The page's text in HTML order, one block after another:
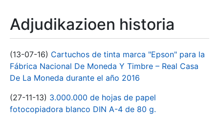
Adjudikazioen historia
(13-07-16) Cartuchos de tinta marca "Epson" para la
Fábrica Nacional De Moneda Y Timbre – Real Casa
De La Moneda durante el año 2016
(27-11-13) 3.000.000 de hojas de papel
fotocopiadora blanco DIN A-4 de 80 g.